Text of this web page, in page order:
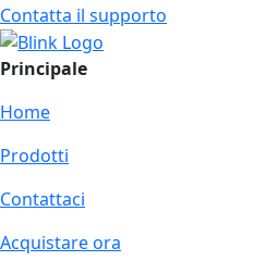
Contatta il supporto
Principale
Home
Prodotti
Contattaci
Acquistare ora